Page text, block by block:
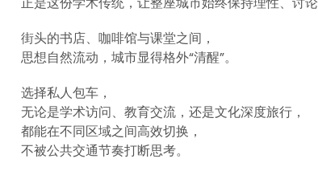
街头的书店、咖啡馆与课堂之间，
思想自然流动，城市显得格外“清醒”。
选择私人包车，
无论是学术访问、教育交流，还是文化深度旅行，
都能在不同区域之间高效切换，
不被公共交通节奏打断思考。